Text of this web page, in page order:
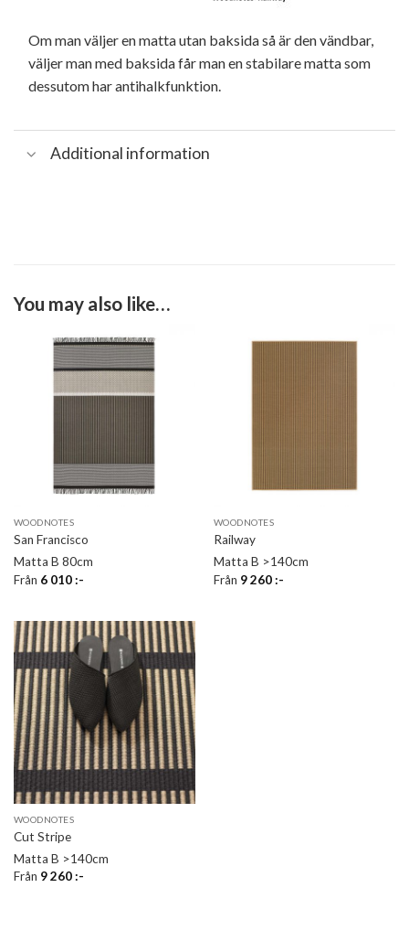
Om man väljer en matta utan baksida så är den vändbar,
väljer man med baksida får man en stabilare matta som
dessutom har antihalkfunktion.
Additional information
You may also like…
WOODNOTES
San Francisco
Matta B 80cm
Från 6 010:-
WOODNOTES
Railway
Matta B >140cm
Från 9 260:-
WOODNOTES
Cut Stripe
Matta B >140cm
Från 9 260:-